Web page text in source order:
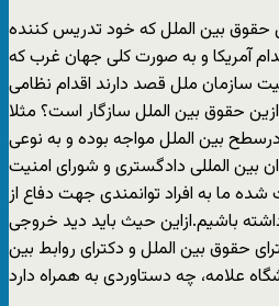
بین الملل که خود تدریس کننده
آمریکا و به صورت کلی جهان غرب که
سازمان ملل قصد دارند اقدام نظامی
حقوق بین الملل سازگار است؟ مثلا
بین الملل مواجه بوده و به نوعی
بین المللی دادگستری و شورای امنیت
ما به افراد توانمندی جهت دفاع از
باشیم.ازاین حیث باید دید خروجی
حقوق بین الملل و دکترای روابط بین